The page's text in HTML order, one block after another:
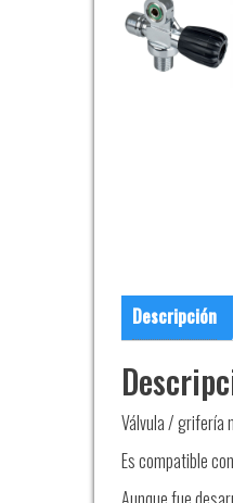
Descripción
Válvula / grifería
Es compatible